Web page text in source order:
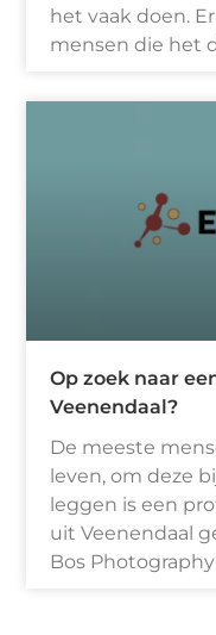
het vaak doen.
mensen die het
Op zoek naar
Veenendaal?
De meeste
leven, om deze
leggen is een
uit Veenendaal
Bos Photography